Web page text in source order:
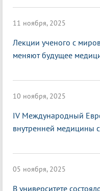
11 ноября, 2025
Лекции ученого с
меняют будущее
10 ноября, 2025
IV Международный
внутренней медицины
05 ноября, 2025
В университете